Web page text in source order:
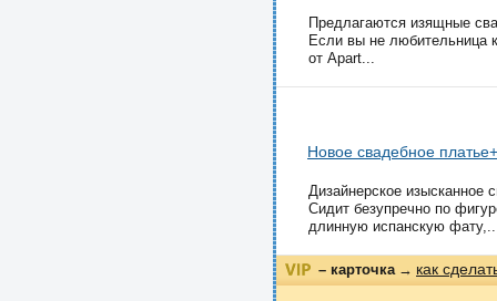
Предлагаются изящные
Если вы не любительница
от Apart...
Новое свадебное
Дизайнерское изысканное
Сидит безупречно по
длинную испанскую
– карточка → как